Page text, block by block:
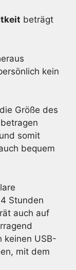
beträgt
kein
Größe des
somit
bequem
Stunden
auch auf
keinen USB-
mit dem